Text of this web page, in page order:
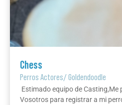
Chess
Perros Actores/Goldendoodle
Estimado equipo de
Vosotros para registrar a mi